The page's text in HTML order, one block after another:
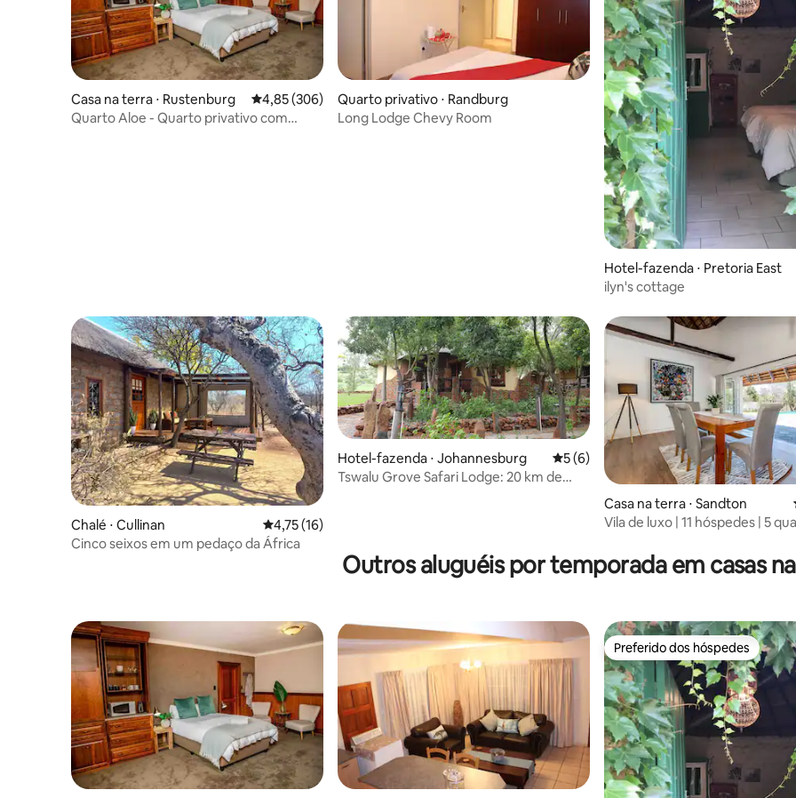
Casa na terra ⋅ Rustenburg 4,85 de uma avaliação média de 5, 306 avaliações
4,85 (306)
Quarto Aloe - Quarto privativo com
Quarto privativo ⋅ Randburg
Long Lodge Chevy Room
Hotel-fazenda ⋅ Pretoria East
ilyn's cottage
Chalé ⋅ Cullinan 4,75 de uma avaliação média de 5, 16 avaliações
4,75 (16)
Cinco seixos em um pedaço da África
Hotel-fazenda ⋅ Johannesburg 5 de uma avaliação média de 5, 6
5 (6)
Tswalu Grove Safari Lodge: 20 km de
Casa na terra ⋅ Sandton
Vila de luxo | 11 hóspedes | 5
Outros aluguéis por temporada em casas
Preferido dos hóspedes
Preferido dos hóspedes